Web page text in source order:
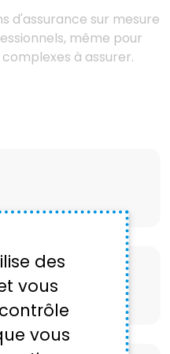
d'assurance sur mesure
même pour
à assurer.
des
vous
vous